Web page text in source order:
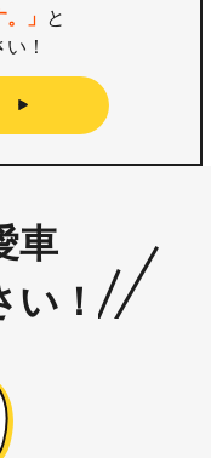
」 と
！
車
！